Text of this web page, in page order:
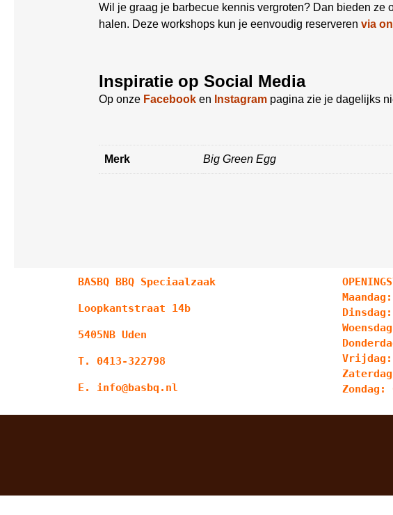
Wil je graag je barbecue kennis vergroten? Dan bieden ze
halen. Deze workshops kun je eenvoudig reserveren via
Inspiratie op Social Media
Op onze Facebook en Instagram pagina zie je dagelijks
Merk Big Green Egg
BASBQ BBQ Speciaalzaak
Loopkantstraat 14b
5405NB Uden
T. 0413-322798
E. info@basbq.nl
Zondag: